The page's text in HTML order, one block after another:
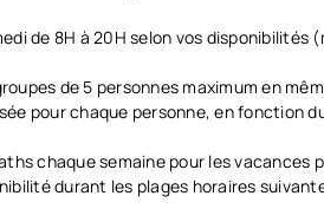
de 8H à 20H selon vos disponibilités
de 5 personnes maximum en
pour chaque personne, en fonction
chaque semaine pour les vacances
durant les plages horaires